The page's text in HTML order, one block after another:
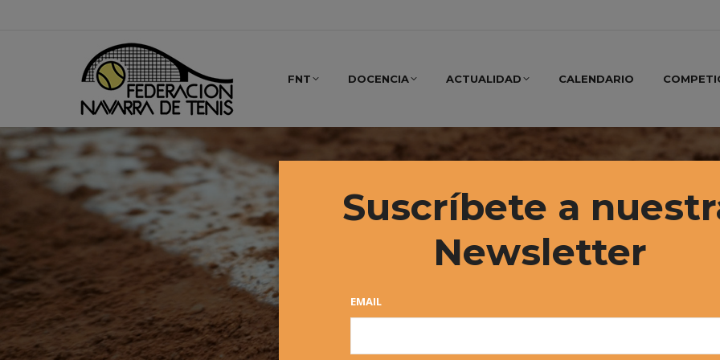
FNT DOCENCIA ACTUALIDAD CALENDARIO
Suscríbete a
Newsletter
EMAIL